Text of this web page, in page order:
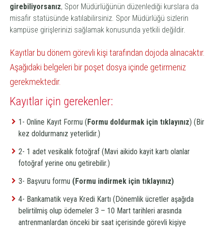
girebiliyorsanız, Spor Müdürlüğünün düzenlediği kurslara da
misafir statüsünde katılabilirsiniz. Spor Müdürlüğü sizlerin
kampüse girişlerinizi sağlamak konusunda yetkili değildir.
Kayıtlar bu dönem görevli kişi tarafından dojoda alınacaktır.
Aşağıdaki belgeleri bir poşet dosya içinde getirmeniz
gerekmektedir.
Kayıtlar için gerekenler:
1- Online Kayıt Formu (Formu doldurmak için tıklayınız) (Bir
kez doldurmanız yeterlidir.)
2- 1 adet vesikalık fotoğraf (Mavi aikido kayit kartı olanlar
fotoğraf yerine onu getirebilir.)
3- Başvuru formu (Formu indirmek için tıklayınız)
4- Bankamatik veya Kredi Kartı (Dönemlik ücretler aşağıda
belirtilmiş olup ödemeler 3 – 10 Mart tarihleri arasında
antrenmanlardan önceki bir saat içerisinde görevli kişiye